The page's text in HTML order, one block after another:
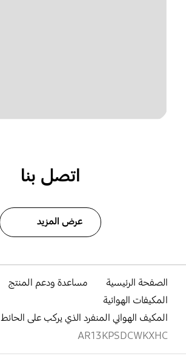
اتصل بنا
عرض المزيد
الصفحة الرئيسية
مساعدة ودعم المنتج
المكيفات الهوائية
المكيف الهوائي المنفرد الذي يركب على الحائط
AR13KPSDCWKXHC